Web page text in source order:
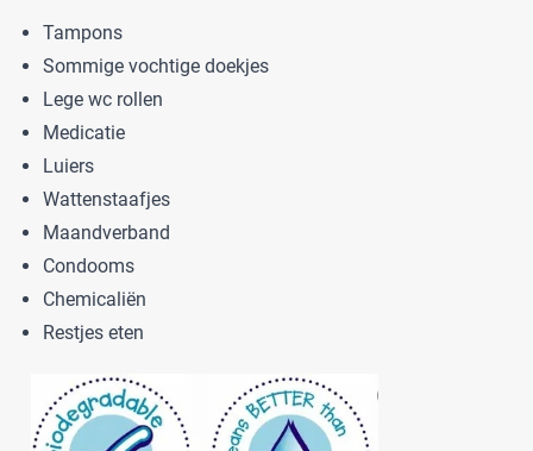
Tampons
Sommige vochtige doekjes
Lege wc rollen
Medicatie
Luiers
Wattenstaafjes
Maandverband
Condooms
Chemicaliën
Restjes eten